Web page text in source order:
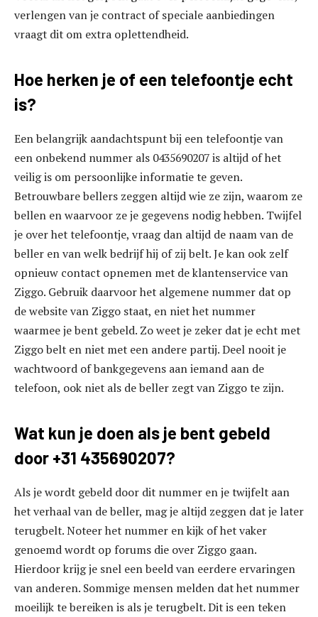
verlengen van je contract of speciale aanbiedingen
vraagt dit om extra oplettendheid.
Hoe herken je of een telefoontje echt
is?
Een belangrijk aandachtspunt bij een telefoontje van
een onbekend nummer als 0435690207 is altijd of het
veilig is om persoonlijke informatie te geven.
Betrouwbare bellers zeggen altijd wie ze zijn, waarom ze
bellen en waarvoor ze je gegevens nodig hebben. Twijfel
je over het telefoontje, vraag dan altijd de naam van de
beller en van welk bedrijf hij of zij belt. Je kan ook zelf
opnieuw contact opnemen met de klantenservice van
Ziggo. Gebruik daarvoor het algemene nummer dat op
de website van Ziggo staat, en niet het nummer
waarmee je bent gebeld. Zo weet je zeker dat je echt met
Ziggo belt en niet met een andere partij. Deel nooit je
wachtwoord of bankgegevens aan iemand aan de
telefoon, ook niet als de beller zegt van Ziggo te zijn.
Wat kun je doen als je bent gebeld
door +31 435690207?
Als je wordt gebeld door dit nummer en je twijfelt aan
het verhaal van de beller, mag je altijd zeggen dat je later
terugbelt. Noteer het nummer en kijk of het vaker
genoemd wordt op forums die over Ziggo gaan.
Hierdoor krijg je snel een beeld van eerdere ervaringen
van anderen. Sommige mensen melden dat het nummer
moeilijk te bereiken is als je terugbelt. Dit is een teken